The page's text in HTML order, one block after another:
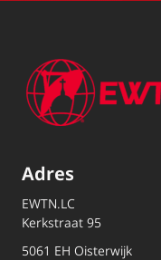
Adres
EWTN.LC
Kerkstraat 95
5061 EH Oisterwijk